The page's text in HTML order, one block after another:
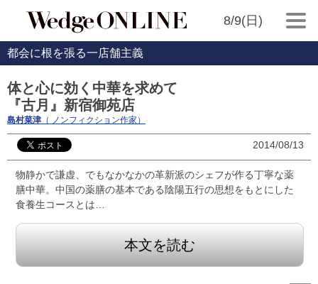
8/9(日)
都会に根を張る一店舗主義
体と心に効く中華を求めて
『古月』新宿御苑店
島村菜津 （ ノンフィクション作家）
2014/08/13
物静かで謙虚、でもなかなかの革新派のシェフが作る丁寧な薬
膳中華。中国の薬膳の基本である陰陽五行の思想をもとにした
食養生コースとは…
本文を読む